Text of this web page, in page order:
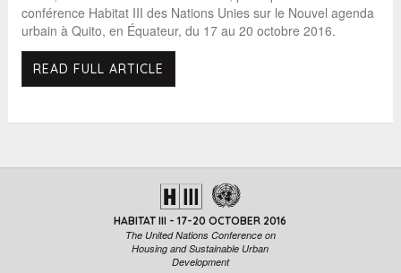
conférence Habitat III des Nations Unies sur le Nouvel agenda
urbain à Quito, en Équateur, du 17 au 20 octobre 2016.
READ FULL ARTICLE
HABITAT III - 17-20 OCTOBER 2016
The United Nations Conference on
Housing and Sustainable Urban
Development